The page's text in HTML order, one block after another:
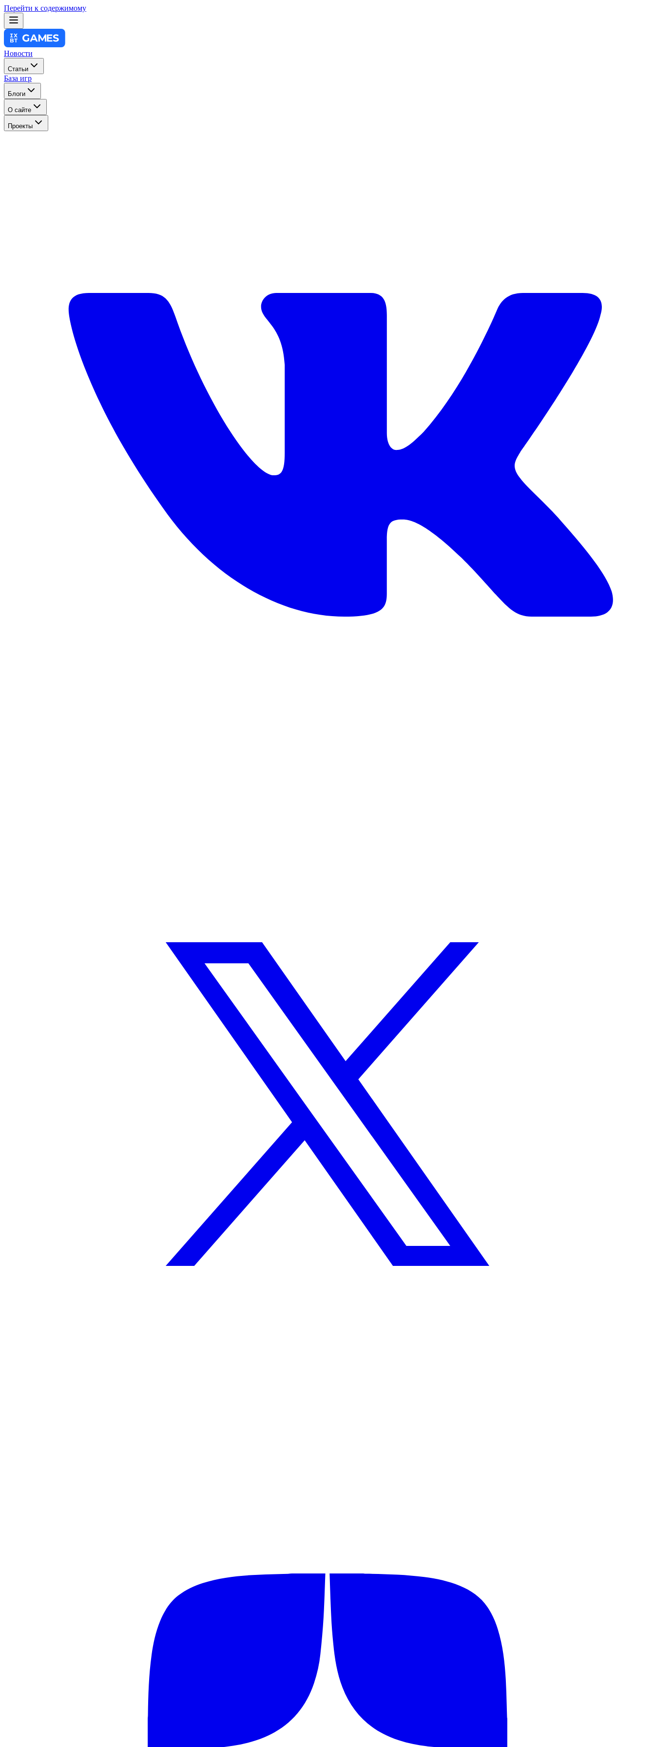
Перейти к содержимому
Новости
Статьи
База игр
Блоги
О сайте
Проекты